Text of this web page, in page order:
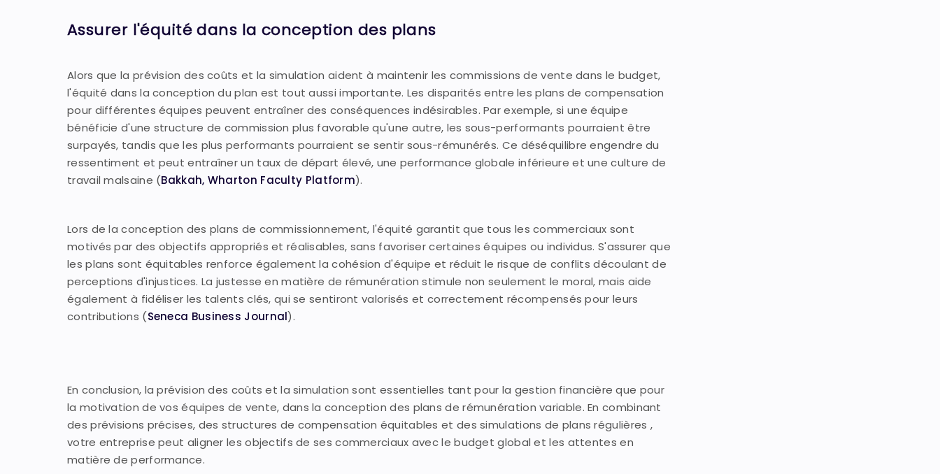
Assurer l'équité dans la conception des plans
Alors que la prévision des coûts et la simulation aident à maintenir les commissions de vente dans le budget,
l'équité dans la conception du plan est tout aussi importante. Les disparités entre les plans de compensation
pour différentes équipes peuvent entraîner des conséquences indésirables. Par exemple, si une équipe
bénéficie d'une structure de commission plus favorable qu'une autre, les sous-performants pourraient être
surpayés, tandis que les plus performants pourraient se sentir sous-rémunérés. Ce déséquilibre engendre du
ressentiment et peut entraîner un taux de départ élevé, une performance globale inférieure et une culture de
travail malsaine (Bakkah, Wharton Faculty Platform).
Lors de la conception des plans de commissionnement, l'équité garantit que tous les commerciaux sont
motivés par des objectifs appropriés et réalisables, sans favoriser certaines équipes ou individus. S'assurer que
les plans sont équitables renforce également la cohésion d'équipe et réduit le risque de conflits découlant de
perceptions d'injustices. La justesse en matière de rémunération stimule non seulement le moral, mais aide
également à fidéliser les talents clés, qui se sentiront valorisés et correctement récompensés pour leurs
contributions (Seneca Business Journal).
En conclusion, la prévision des coûts et la simulation sont essentielles tant pour la gestion financière que pour
la motivation de vos équipes de vente, dans la conception des plans de rémunération variable. En combinant
des prévisions précises, des structures de compensation équitables et des simulations de plans régulières ,
votre entreprise peut aligner les objectifs de ses commerciaux avec le budget global et les attentes en
matière de performance.